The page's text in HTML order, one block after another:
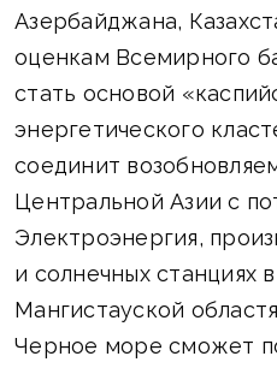
Азербайджана,
оценкам Всемирного
стать основой
энергетического
соединит
Центральной Азии с
Электроэнергия,
и солнечных станциях
Мангистауской
Черное море сможет